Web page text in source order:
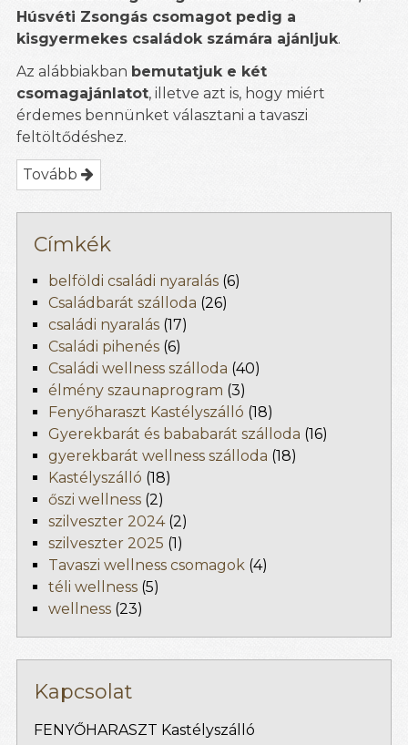
Húsvéti Zsongás csomagot pedig a
kisgyermekes családok számára ajánljuk.
Az alábbiakban bemutatjuk e két
csomagajánlatot, illetve azt is, hogy miért
érdemes bennünket választani a tavaszi
feltöltődéshez.
Tovább
Címkék
belföldi családi nyaralás (6)
Családbarát szálloda (26)
családi nyaralás (17)
Családi pihenés (6)
Családi wellness szálloda (40)
élmény szaunaprogram (3)
Fenyőharaszt Kastélyszálló (18)
Gyerekbarát és bababarát szálloda (16)
gyerekbarát wellness szálloda (18)
Kastélyszálló (18)
őszi wellness (2)
szilveszter 2024(2)
szilveszter 2025 (1)
Tavaszi wellness csomagok (4)
téli wellness (5)
wellness (23)
Kapcsolat
FENYŐHARASZT Kastélyszálló